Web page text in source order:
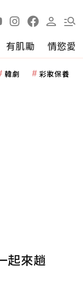
有肌勵 情慾愛
韓劇 彩妝保養
起來趟